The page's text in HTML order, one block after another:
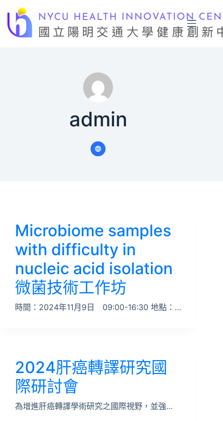
主
admin
Microbiome samples
with difficulty in
nucleic acid isolation
微菌技術工作坊
時間：2024年11月9日 09:00-16:30 地點：…
2024肝癌轉譯研究國
際研討會
為增進肝癌轉譯學術研究之國際視野，並強…